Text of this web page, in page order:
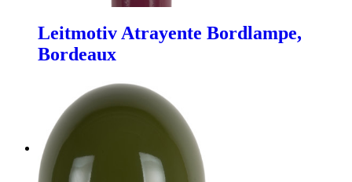
Leitmotiv Atrayente Bordlampe,
Bordeaux